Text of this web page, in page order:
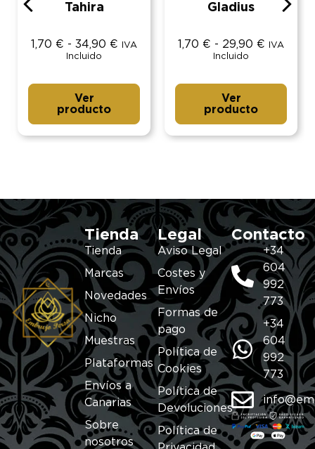
Tahira
1,70 € - 34,90 €
IVA
Incluido
Ver
producto
Gladius
1,70 € - 29,90 €
IVA
Incluido
Ver
producto
Tienda
Tienda
Marcas
Novedades
Nicho
Muestras
Plataformas
Envíos a
Canarias
Sobre
nosotros
Legal
Aviso Legal
Costes y
Envíos
Formas de
pago
Política de
Cookies
Política de
Devoluciones
Política de
Contacto
+34
604
992
773
+34
604
992
773